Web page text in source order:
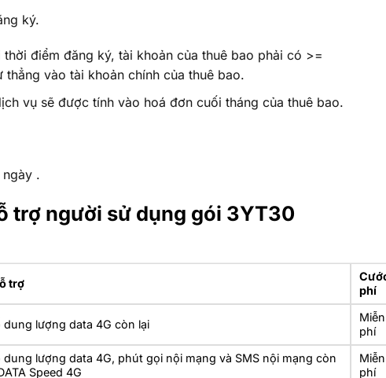
ký.
điểm đăng ký, tài khoản của thuê bao phải có >=
vào tài khoản chính của thuê bao.
vụ sẽ được tính vào hoá đơn cuối tháng của thuê bao.
.
trợ người sử dụng gói 3YT30
trợ
phí
dung lượng data 4G còn lại
Miễn
phí
dung lượng data 4G, phút gọi nội mạng và SMS nội mạng còn
Speed 4G
Miễn
phí